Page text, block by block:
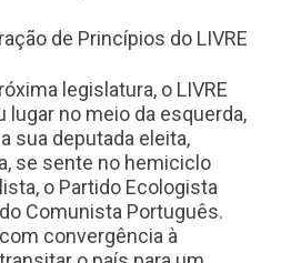
de Princípios do LIVRE
legislatura, o LIVRE
lugar no meio da esquerda,
sua deputada eleita,
se sente no hemiciclo
o Partido Ecologista
Comunista Português.
convergência à